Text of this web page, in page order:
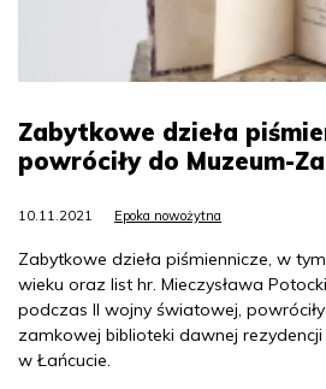
Zabytkowe dzieła
powróciły do Muzeum-
10.11.2021 Epoka nowożytna
Zabytkowe dzieła piśmiennicze, w tym
wieku oraz list hr. Mieczysława
podczas II wojny światowej,
zamkowej biblioteki dawnej
w Łańcucie.